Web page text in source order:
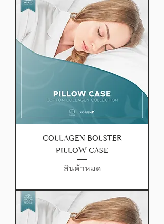
COLLAGEN BOLSTER
PILLOW CASE
สินค้าหมด